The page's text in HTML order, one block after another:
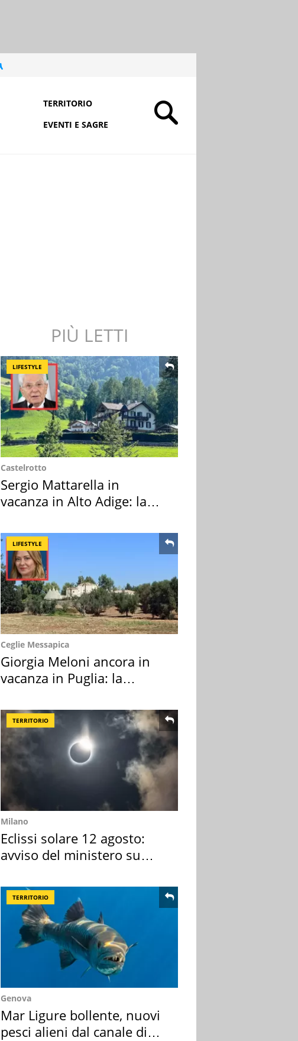
TERRITORIO
EVENTI E SAGRE
PIÙ LETTI
LIFESTYLE
Castelrotto
Sergio Mattarella in
vacanza in Alto Adige: la
LIFESTYLE
Ceglie Messapica
Giorgia Meloni ancora in
vacanza in Puglia: la
TERRITORIO
Milano
Eclissi solare 12 agosto:
avviso del ministero su
TERRITORIO
Genova
Mar Ligure bollente, nuovi
pesci alieni dal canale di